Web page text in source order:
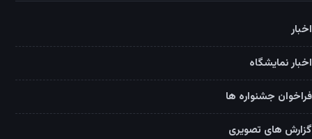
اخبار
اخبار نمایشگاه
فراخوان جشنواره ها
گزارش های تصویری